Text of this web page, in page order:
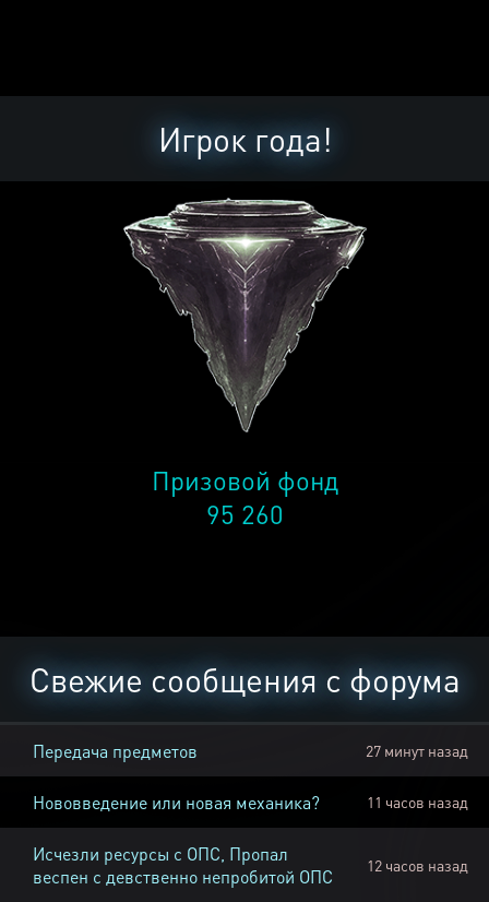
Игрок года!
Призовой фонд
95 260
Свежие сообщения с форума
Передача предметов 27 минут назад
Нововведение или новая механика? 11 часов назад
Исчезли ресурсы с ОПС, Пропал
веспен с девственно непробитой ОПС
12 часов назад